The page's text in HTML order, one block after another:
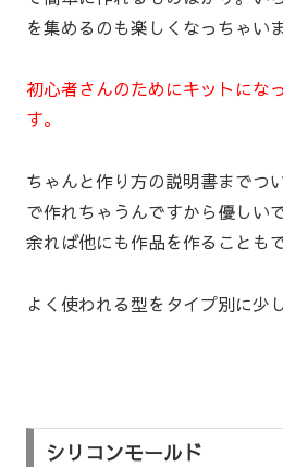
を集めるのも楽しくなっちゃい
初心者さんのためにキットにな
す。
ちゃんと作り方の説明書までつ
で作れちゃうんですから優し
余れば他にも作品を作ることも
よく使われる型をタイプ別に少
シリコンモールド